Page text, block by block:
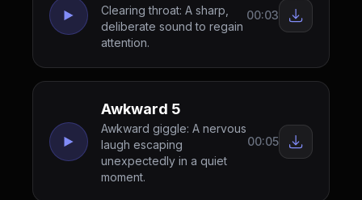
Clearing throat: A sharp,
deliberate sound to regain
attention.
00:03
Awkward 5
Awkward giggle: A nervous
laugh escaping
unexpectedly in a quiet
moment.
00:05